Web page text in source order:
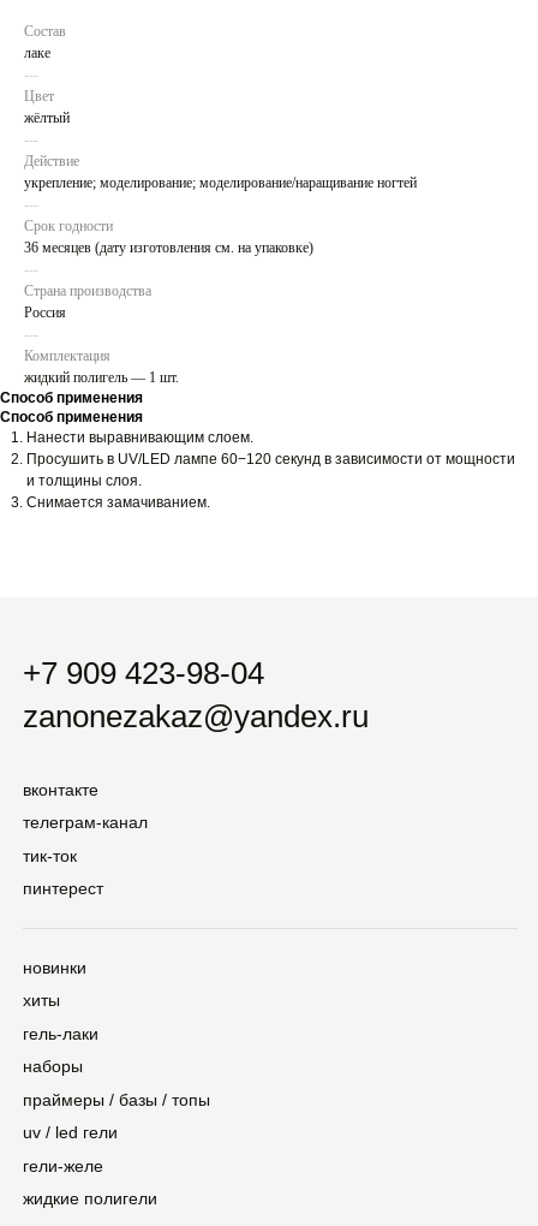
Состав
лаке
---
Цвет
жёлтый
---
Действие
укрепление; моделирование; моделирование/наращивание ногтей
---
Срок годности
36 месяцев (дату изготовления см. на упаковке)
---
Страна производства
Россия
---
Комплектация
жидкий полигель — 1 шт.
Способ применения
Способ применения
Нанести выравнивающим слоем.
Просушить в UV/LED лампе 60−120 секунд в зависимости от мощности
и толщины слоя.
Снимается замачиванием.
+7 909 423-98-04
сертификаты
праймеры / базы / топы
uv / led гели
кремы
1 кг
©2025 — ZINA
Политика конфиденциальности
вконтакте
тик-ток
пинтерест
телеграм-канал
zanonezakaz@yandex.ru